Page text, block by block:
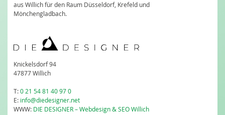
aus Willich für den Raum Düsseldorf, Krefeld und
Mönchengladbach.
Knickelsdorf 94
47877 Willich
T:0 21 54 81 40 97 0
E: info@diedesigner.net
WWW: DIE DESIGNER – Webdesign & SEO Willich